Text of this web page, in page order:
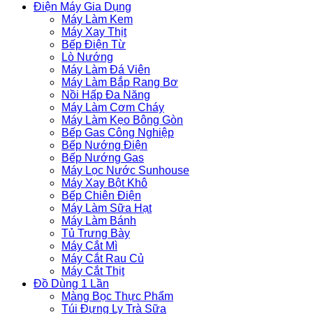
Điện Máy Gia Dụng
Máy Làm Kem
Máy Xay Thịt
Bếp Điện Từ
Lò Nướng
Máy Làm Đá Viên
Máy Làm Bắp Rang Bơ
Nồi Hấp Đa Năng
Máy Làm Cơm Cháy
Máy Làm Kẹo Bông Gòn
Bếp Gas Công Nghiệp
Bếp Nướng Điện
Bếp Nướng Gas
Máy Lọc Nước Sunhouse
Máy Xay Bột Khô
Bếp Chiên Điện
Máy Làm Sữa Hạt
Máy Làm Bánh
Tủ Trưng Bày
Máy Cắt Mì
Máy Cắt Rau Củ
Máy Cắt Thịt
Đồ Dùng 1 Lần
Màng Bọc Thực Phẩm
Túi Đựng Ly Trà Sữa